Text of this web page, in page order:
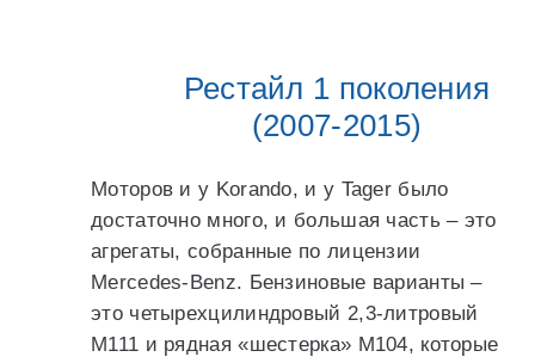
Рестайл 1 поколения
(2007-2015)
Моторов и у Korando, и у Tager было
достаточно много, и большая часть – это
агрегаты, собранные по лицензии
Mercedes-Benz. Бензиновые варианты –
это четырехцилиндровый 2,3-литровый
M111 и рядная «шестерка» M104, которые